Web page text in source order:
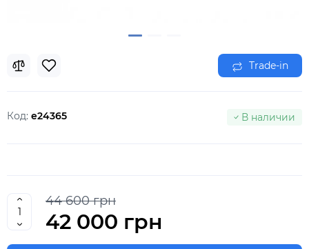
Trade-in
Код: e24365 В наличии
44 600 грн
42 000 грн